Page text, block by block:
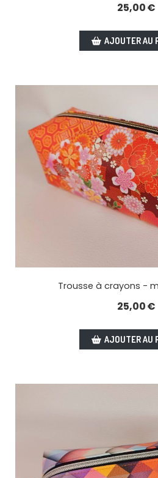
25,00€
AJOUTER AU
Trousse à crayons -
25,00€
AJOUTER AU